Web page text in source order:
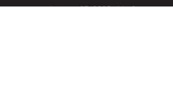
January 27, 2025 No Comments